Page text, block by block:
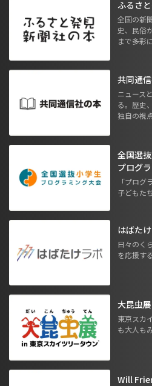
ふるさ
全国の新
史、民俗
まで多彩
共同通
ニュース
る。歴史
独自の視
全国選
プログ
「プロ
子どもた
はばた
日々のく
を応援す
大昆虫展
東京スカ
も大人も
Will